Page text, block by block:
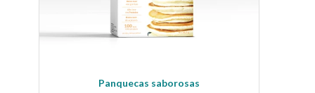
Panquecas saborosas